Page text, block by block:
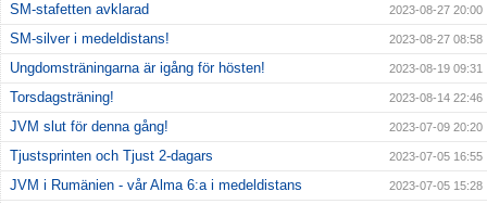
SM-stafetten avklarad 2023-08-27 20:00
SM-silver i medeldistans! 2023-08-27 08:58
Ungdomsträningarna är igång för hösten! 2023-08-19 09:31
Torsdagsträning! 2023-08-14 22:46
JVM slut för denna gång! 2023-07-09 20:20
Tjustsprinten och Tjust 2-dagars 2023-07-05 16:55
JVM i Rumänien - vår Alma 6:a i medeldistans 2023-07-05 15:28